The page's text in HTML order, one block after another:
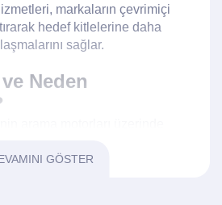
markaların çevrimiçi
hedef kitlelerine daha
sağlar.
Neden
içerir.İzmir Seo Hizmeti
GÖSTER